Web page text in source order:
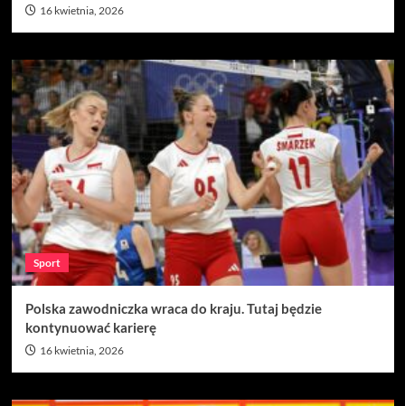
16 kwietnia, 2026
Sport
Polska zawodniczka wraca do kraju. Tutaj będzie
kontynuować karierę
16 kwietnia, 2026